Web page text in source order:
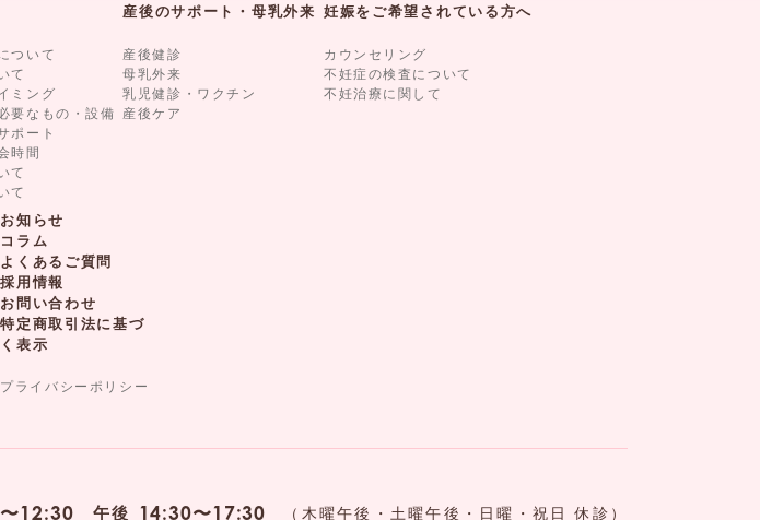
ついて
て
ミング
要なもの・設備
ポート
時間
て
て
産後のサポート・母乳外来
産後健診
母乳外来
乳児健診・ワクチン
産後ケア
妊娠をご希望されている方へ
カウンセリング
不妊症の検査について
不妊治療に関して
お知らせ
コラム
よくあるご質問
採用情報
お問い合わせ
特定商取引法に基づ
く表示
プライバシーポリシー
12:30 午後 14:30〜17:30 （木曜午後・土曜午後・日曜・祝日 休診）